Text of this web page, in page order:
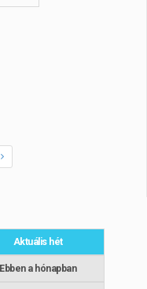
Aktuális hét
Ebben a hónapban